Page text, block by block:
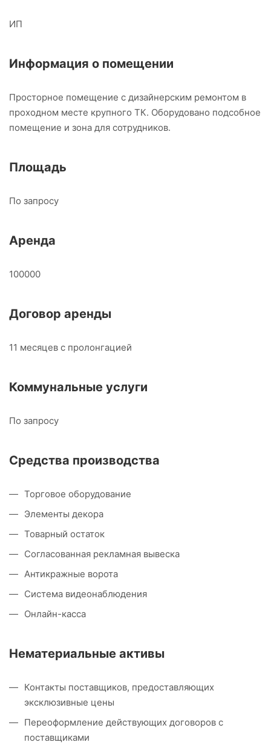
ИП
Информация о помещении
Просторное помещение с дизайнерским ремонтом в
проходном месте крупного ТК. Оборудовано подсобное
помещение и зона для сотрудников.
Площадь
По запросу
Аренда
100000
Договор аренды
11 месяцев с пролонгацией
Коммунальные услуги
По запросу
Средства производства
Торговое оборудование
Элементы декора
Товарный остаток
Согласованная рекламная вывеска
Антикражные ворота
Система видеонаблюдения
Онлайн-касса
Нематериальные активы
Контакты поставщиков, предоставляющих
эксклюзивные цены
Переоформление действующих договоров с
поставщиками